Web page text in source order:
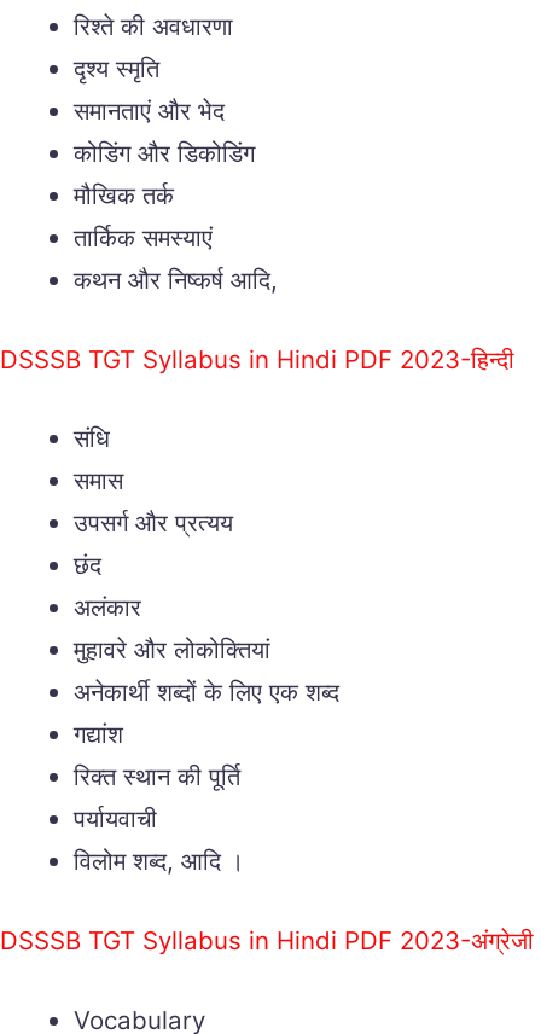
रिश्ते की अवधारणा
दृश्य स्मृति
समानताएं और भेद
कोडिंग और डिकोडिंग
मौखिक तर्क
तार्किक समस्याएं
कथन और निष्कर्ष आदि,
DSSSB TGT Syllabus in Hindi PDF 2023-हिन्दी
संधि
समास
उपसर्ग और प्रत्यय
छंद
अलंकार
मुहावरे और लोकोक्तियां
अनेकार्थी शब्दों के लिए एक शब्द
गद्यांश
रिक्त स्थान की पूर्ति
पर्यायवाची
विलोम शब्द, आदि ।
DSSSB TGT Syllabus in Hindi PDF 2023-अंग्रेजी
Vocabulary